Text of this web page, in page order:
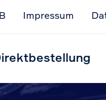
Impressum